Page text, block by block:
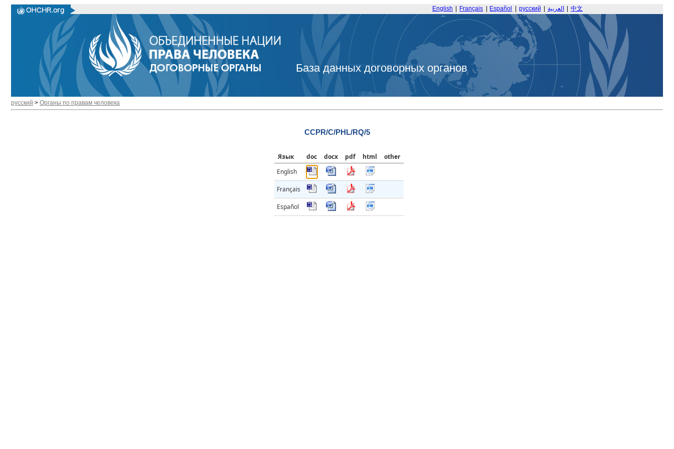
English Français Español русский العربية 中文
База данных договорных органов
русский > Органы по правам человека
CCPR/C/PHL/RQ/5
Язык doc docx pdf html
other
English
Français
Español